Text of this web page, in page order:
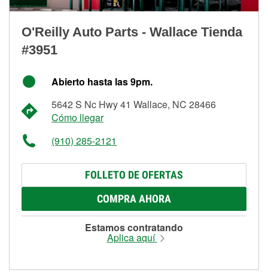
O'Reilly Auto Parts - Wallace Tienda
#3951
Abierto hasta las 9pm.
5642 S Nc Hwy 41 Wallace, NC 28466
Cómo llegar
(910) 285-2121
FOLLETO DE OFERTAS
COMPRA AHORA
Estamos contratando
Aplica aquí